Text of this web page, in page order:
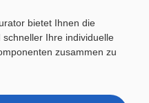
bietet Ihnen die
Ihre individuelle
zusammen zu